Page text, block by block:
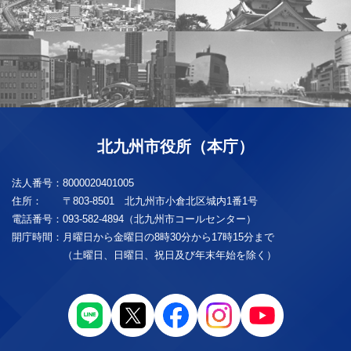
北九州市役所（本庁）
法人番号： 8000020401005
住所：
〒803-8501 北九州市小倉北区城内1番1号
電話番号： 093-582-4894（北九州市コールセンター）
開庁時間： 月曜日から金曜日の8時30分から17時15分まで
（土曜日、日曜日、祝日及び年末年始を除く）